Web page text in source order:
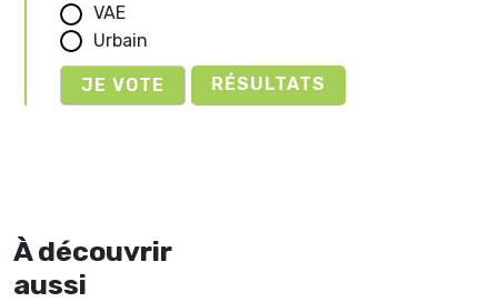
VAE
Urbain
RÉSULTATS
À découvrir
aussi